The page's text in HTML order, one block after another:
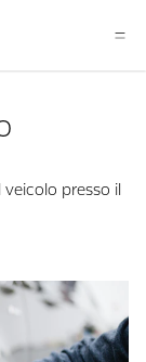
presso il